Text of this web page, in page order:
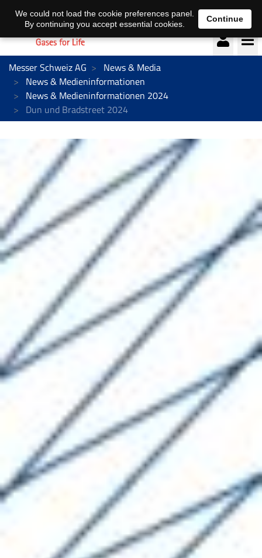
Deutsch français
Messer Schweiz AG
News & Media
News & Medieninformationen
News & Medieninformationen 2024
Dun und Bradstreet 2024
We could not load the cookie preferences panel.
By continuing you accept essential cookies.
Continue